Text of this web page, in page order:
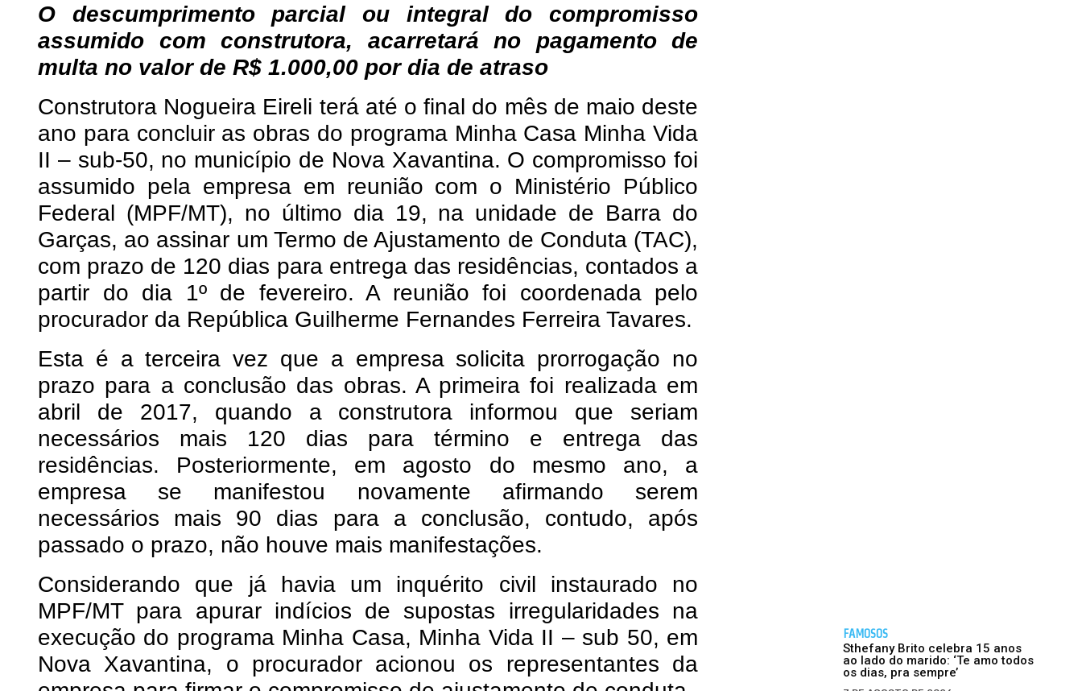
O descumprimento parcial ou integral do compromisso
assumido com construtora, acarretará no pagamento de
multa no valor de R$ 1.000,00 por dia de atraso
Construtora Nogueira Eireli terá até o final do mês de maio deste
ano para concluir as obras do programa Minha Casa Minha Vida
II – sub-50, no município de Nova Xavantina. O compromisso foi
assumido pela empresa em reunião com o Ministério Público
Federal (MPF/MT), no último dia 19, na unidade de Barra do
Garças, ao assinar um Termo de Ajustamento de Conduta (TAC),
com prazo de 120 dias para entrega das residências, contados a
partir do dia 1º de fevereiro. A reunião foi coordenada pelo
procurador da República Guilherme Fernandes Ferreira Tavares.
Esta é a terceira vez que a empresa solicita prorrogação no
prazo para a conclusão das obras. A primeira foi realizada em
abril de 2017, quando a construtora informou que seriam
necessários mais 120 dias para término e entrega das
residências. Posteriormente, em agosto do mesmo ano, a
empresa se manifestou novamente afirmando serem
necessários mais 90 dias para a conclusão, contudo, após
passado o prazo, não houve mais manifestações.
Considerando que já havia um inquérito civil instaurado no
MPF/MT para apurar indícios de supostas irregularidades na
execução do programa Minha Casa, Minha Vida II – sub 50, em
Nova Xavantina, o procurador acionou os representantes da
FAMOSOS
Sthefany Brito celebra 15 anos
ao lado do marido: ‘Te amo todos
os dias, pra sempre’